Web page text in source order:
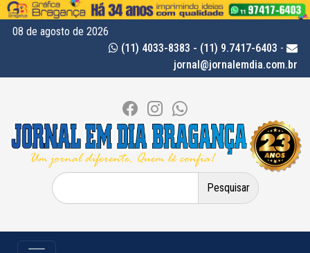
08 de agosto de 2026
(11) 4033-8383 - (11) 9.7417-6403 -
jornal@jornalemdia.com.br
Pesquisar
por: